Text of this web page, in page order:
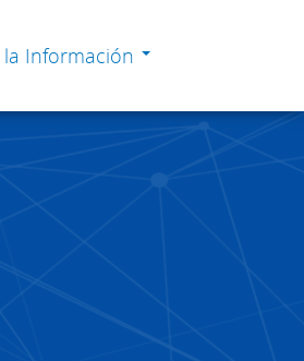
la Información